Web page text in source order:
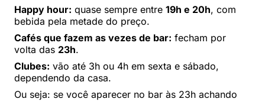
Happy hour: quase sempre entre 19h e 20h, com
bebida pela metade do preço.
Cafés que fazem as vezes de bar: fecham por
volta das 23h.
Clubes: vão até 3h ou 4h em sexta e sábado,
dependendo da casa.
Ou seja: se você aparecer no bar às 23h achando